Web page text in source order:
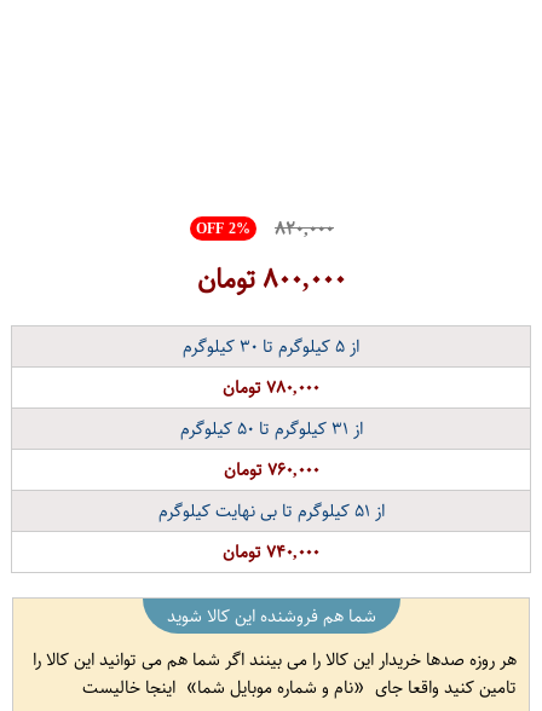
OFF 2% ۸۲۰,۰۰۰
۸۰۰,۰۰۰تومان
از ۵کیلوگرم تا ۳۰ کیلوگرم
۷۸۰,۰۰۰ تومان
از ۳۱ کیلوگرم تا ۵۰کیلوگرم
۷۶۰,۰۰۰ تومان
از ۵۱کیلوگرم تا بی نهایت کیلوگرم
۷۴۰,۰۰۰ تومان
شما هم فروشنده این کالا شوید
هر روزه صدها خریدار این کالا را می بینند اگر شما هم می توانید این کالا را
تامین کنید واقعا جای
نام و شماره موبایل شما اینجا خالیست